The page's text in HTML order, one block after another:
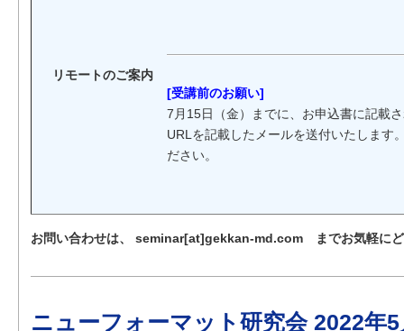
リモートのご案内
[受講前のお願い]
7月15日（金）までに、お申込書に記載
URLを記載したメールを送付いたします
ださい。
お問い合わせは、 seminar[at]gekkan-md.com までお気軽に
ニューフォーマット研究会 2022年